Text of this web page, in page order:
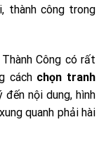
thành công trong
Công có rất
cách chọn tranh
đến nội dung, hình
quanh phải hài